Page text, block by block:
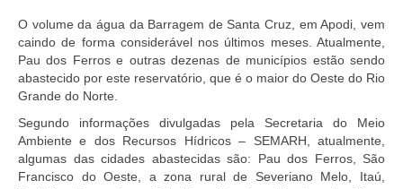
O volume da água da Barragem de Santa Cruz, em Apodi, vem
caindo de forma considerável nos últimos meses. Atualmente,
Pau dos Ferros e outras dezenas de municípios estão sendo
abastecido por este reservatório, que é o maior do Oeste do Rio
Grande do Norte.
Segundo informações divulgadas pela Secretaria do Meio
Ambiente e dos Recursos Hídricos – SEMARH, atualmente,
algumas das cidades abastecidas são: Pau dos Ferros, São
Francisco do Oeste, a zona rural de Severiano Melo, Itaú,